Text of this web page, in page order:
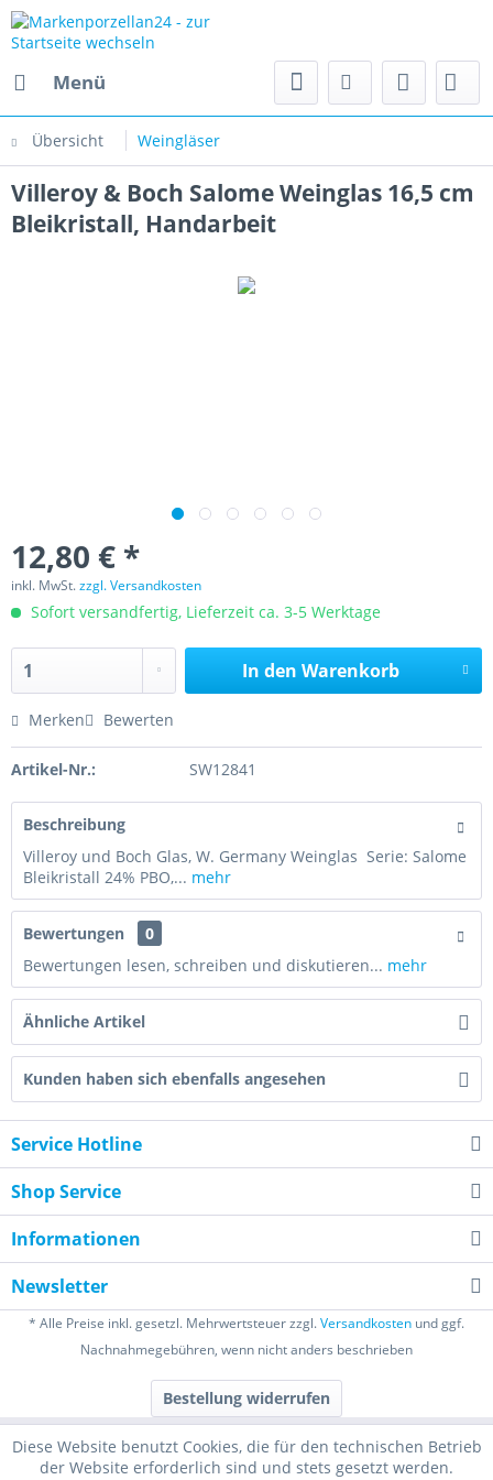
Menü
Übersicht Weingläser
Villeroy & Boch Salome Weinglas 16,5 cm
Bleikristall, Handarbeit
12,80 € *
inkl. MwSt.zzgl. Versandkosten
Sofort versandfertig, Lieferzeit ca. 3-5 Werktage
In den Warenkorb
Merken Bewerten
Artikel-Nr.: SW12841
Beschreibung
Villeroy und Boch Glas, W. Germany Weinglas Serie: Salome
Bleikristall 24% PBO,... mehr
Bewertungen
0
Bewertungen lesen, schreiben und diskutieren... mehr
Ähnliche Artikel
Kunden haben sich ebenfalls angesehen
Service Hotline
Shop Service
Informationen
Newsletter
* Alle Preise inkl. gesetzl. Mehrwertsteuer zzgl.Versandkosten und ggf.
Nachnahmegebühren, wenn nicht anders beschrieben
Bestellung widerrufen
Diese Website benutzt Cookies, die für den technischen Betrieb
der Website erforderlich sind und stets gesetzt werden.